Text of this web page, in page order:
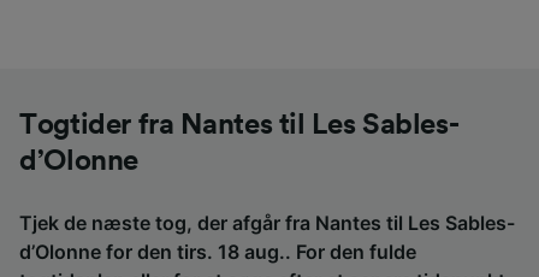
Togtider fra Nantes til Les Sables-
d’Olonne
Tjek de næste tog, der afgår fra Nantes til Les Sables-
d’Olonne for den tirs. 18 aug.. For den fulde